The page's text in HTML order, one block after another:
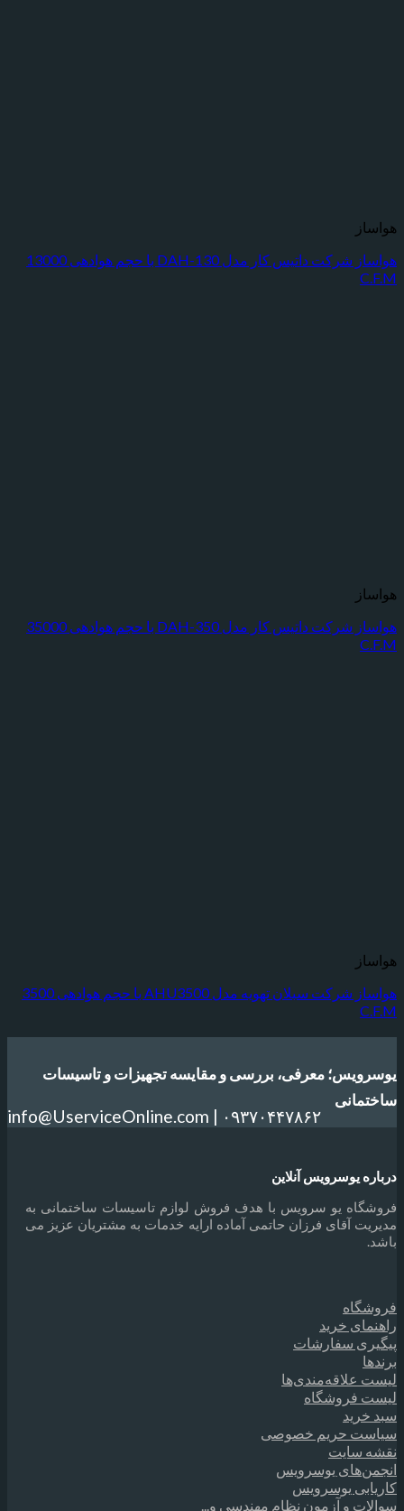
هواساز شرکت داتیس کار مدل DAH-130 با حجم هوادهی 13000
هواساز شرکت داتیس کار مدل DAH-350 با حجم هوادهی 35000
هواساز شرکت سبلان تهویه مدل AHU3500 با حجم هوادهی 3500
معرفی، بررسی و مقایسه تجهیزات و تاسیسات
info@UserviceOnline.com | ۰۹۳۷۰۴۴۷۸۶۲
آنلاین
یو سرویس با هدف فروش لوازم تاسیسات ساختمانی به
آقای فرزان حاتمی آماده ارایه خدمات به مشتریان عزیز می
خرید
سفارشات
حریم خصوصی
یوسرویس
یوسرویس
و آزمون نظام مهندسی و...